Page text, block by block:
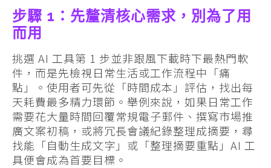
步驟 1：先釐清核心需求，別為了用
而用
挑選 AI 工具第 1 步並非跟風下載時下最熱門軟
件，而是先檢視日常生活或工作流程中「痛
點」。使用者可先從「時間成本」評估，找出每
天耗費最多精力環節。舉例來說，如果日常工作
需要花大量時間回覆常規電子郵件、撰寫市場推
廣文案初稿，或將冗長會議紀錄整理成摘要，尋
找能「自動生成文字」或「整理摘要重點」AI 工
具便會成為首要目標。